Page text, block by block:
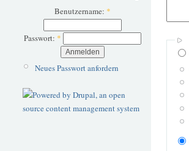
Benutzername: *
Passwort: *
Neues Passwort anfordern